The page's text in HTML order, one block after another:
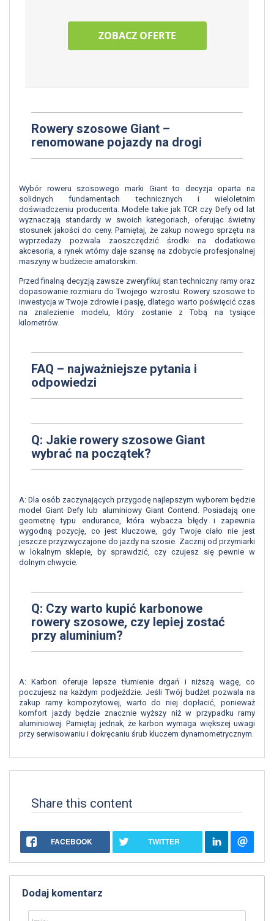
ZOBACZ OFERTE
Rowery szosowe Giant –
renomowane pojazdy na drogi
Wybór roweru szosowego marki Giant to decyzja oparta na
solidnych fundamentach technicznych i wieloletnim
doświadczeniu producenta. Modele takie jak TCR czy Defy od lat
wyznaczają standardy w swoich kategoriach, oferując świetny
stosunek jakości do ceny. Pamiętaj, że zakup nowego sprzętu na
wyprzedaży pozwala zaoszczędzić środki na dodatkowe
akcesoria, a rynek wtórny daje szansę na zdobycie profesjonalnej
maszyny w budżecie amatorskim.
Przed finalną decyzją zawsze zweryfikuj stan techniczny ramy oraz
dopasowanie rozmiaru do Twojego wzrostu. Rowery szosowe to
inwestycja w Twoje zdrowie i pasję, dlatego warto poświęcić czas
na znalezienie modelu, który zostanie z Tobą na tysiące
kilometrów.
FAQ – najważniejsze pytania i
odpowiedzi
Q: Jakie rowery szosowe Giant
wybrać na początek?
A: Dla osób zaczynających przygodę najlepszym wyborem będzie
model Giant Defy lub aluminiowy Giant Contend. Posiadają one
geometrię typu endurance, która wybacza błędy i zapewnia
wygodną pozycję, co jest kluczowe, gdy Twoje ciało nie jest
jeszcze przyzwyczajone do jazdy na szosie. Zacznij od przymiarki
w lokalnym sklepie, by sprawdzić, czy czujesz się pewnie w
dolnym chwycie.
Q: Czy warto kupić karbonowe
rowery szosowe, czy lepiej zostać
przy aluminium?
A: Karbon oferuje lepsze tłumienie drgań i niższą wagę, co
poczujesz na każdym podjeździe. Jeśli Twój budżet pozwala na
zakup ramy kompozytowej, warto do niej dopłacić, ponieważ
komfort jazdy będzie znacznie wyższy niż w przypadku ramy
aluminiowej. Pamiętaj jednak, że karbon wymaga większej uwagi
przy serwisowaniu i dokręcaniu śrub kluczem dynamometrycznym.
Share this content
FACEBOOK TWITTER
Dodaj komentarz